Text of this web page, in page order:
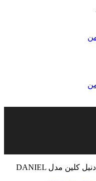
ساعت مچی زنانه دنیل کلین مدل DANIEL